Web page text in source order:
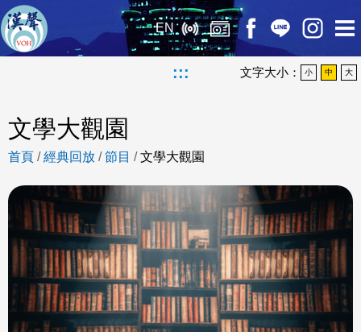
EN
::: 文字大小： 小 中 大
文學大觀園
首頁 /經典回放 /節目 /文學大觀園